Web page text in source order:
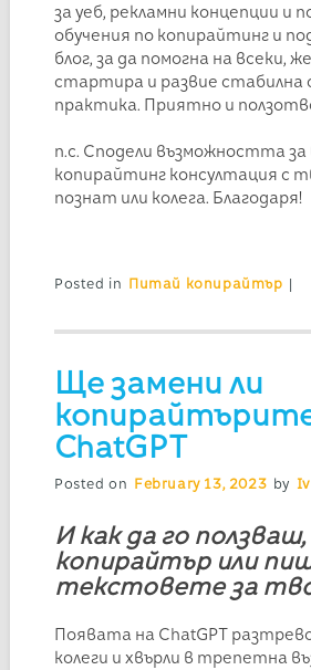
за уеб, рекламни концепции и
обучения по копирайтинг и
блог, за да помогна на всеки,
стартира и развие стабилна
практика. Приятно и
п.с. Сподели възможността
копирайтинг консултация с
познат или колега. Благодаря!
Posted in Питай копирайтър |
Ще замени ли
ChatGPT
Posted on February 13, 2023 by
И как да го ползваш,
копирайтър или
текстовете за
Появата на ChatGPT
колеги и хвърли в трепетна